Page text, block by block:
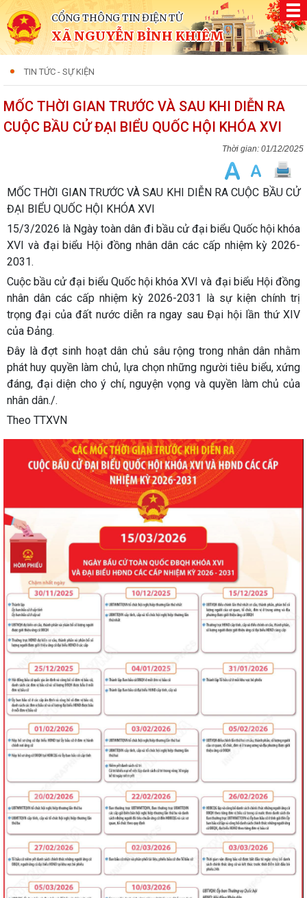
CỔNG THÔNG TIN ĐIỆN TỬ
XÃ NGUYỄN BỈNH KHIÊM
TIN TỨC - SỰ KIỆN
MỐC THỜI GIAN TRƯỚC VÀ SAU KHI DIỄN RA
CUỘC BẦU CỬ ĐẠI BIỂU QUỐC HỘI KHÓA XVI
01/12/2025
MỐC THỜI GIAN TRƯỚC VÀ SAU KHI DIỄN RA CUỘC BẦU CỬ
ĐẠI BIỂU QUỐC HỘI KHÓA XVI
15/3/2026 là Ngày toàn dân đi bầu cử đại biểu Quốc hội khóa
XVI và đại biểu Hội đồng nhân dân các cấp nhiệm kỳ 2026-
2031.
Cuộc bầu cử đại biểu Quốc hội khóa XVI và đại biểu Hội đồng
nhân dân các cấp nhiệm kỳ 2026-2031 là sự kiện chính trị
trọng đại của đất nước diễn ra ngay sau Đại hội lần thứ XIV
của Đảng.
Đây là đợt sinh hoạt dân chủ sâu rộng trong nhân dân nhằm
phát huy quyền làm chủ, lựa chọn những người tiêu biểu, xứng
đáng, đại diện cho ý chí, nguyện vọng và quyền làm chủ của
nhân dân./.
Theo TTXVN